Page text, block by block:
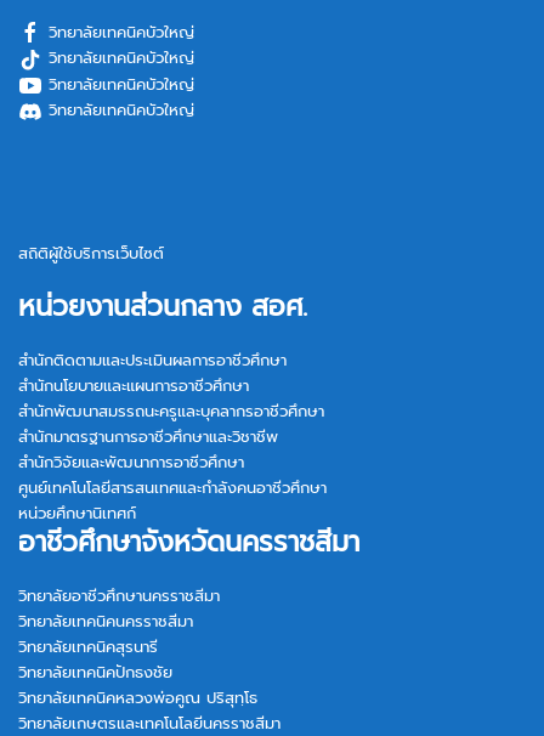
วิทยาลัยเทคนิคบัวใหญ่
วิทยาลัยเทคนิคบัวใหญ่
วิทยาลัยเทคนิคบัวใหญ่
วิทยาลัยเทคนิคบัวใหญ่
สถิติผู้ใช้บริการเว็บไซต์
หน่วยงานส่วนกลาง สอศ.
สำนักติดตามและประเมินผลการอาชีวศึกษา
สำนักนโยบายและแผนการอาชีวศึกษา
สำนักพัฒนาสมรรถนะครูและบุคลากรอาชีวศึกษา
สำนักมาตรฐานการอาชีวศึกษาและวิชาชีพ
สำนักวิจัยและพัฒนาการอาชีวศึกษา
ศูนย์เทคโนโลยีสารสนเทศและกำลังคนอาชีวศึกษา
หน่วยศึกษานิเทศก์
อาชีวศึกษาจังหวัดนครราชสีมา
วิทยาลัยอาชีวศึกษานครราชสีมา
วิทยาลัยเทคนิคนครราชสีมา
วิทยาลัยเทคนิคสุรนารี
วิทยาลัยเทคนิคปักธงชัย
วิทยาลัยเทคนิคหลวงพ่อคูณ ปริสุทฺโธ
วิทยาลัยเกษตรและเทคโนโลยีนครราชสีมา